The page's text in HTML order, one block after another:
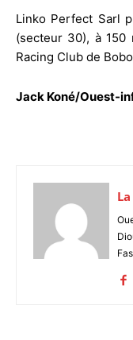
Linko Perfect Sarl
(secteur 30), à
Racing Club de
Jack Koné/Ouest-